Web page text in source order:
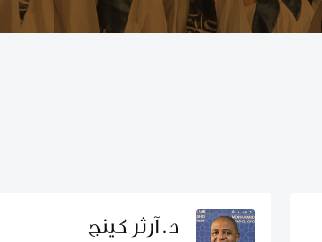
د. آرثر كينج